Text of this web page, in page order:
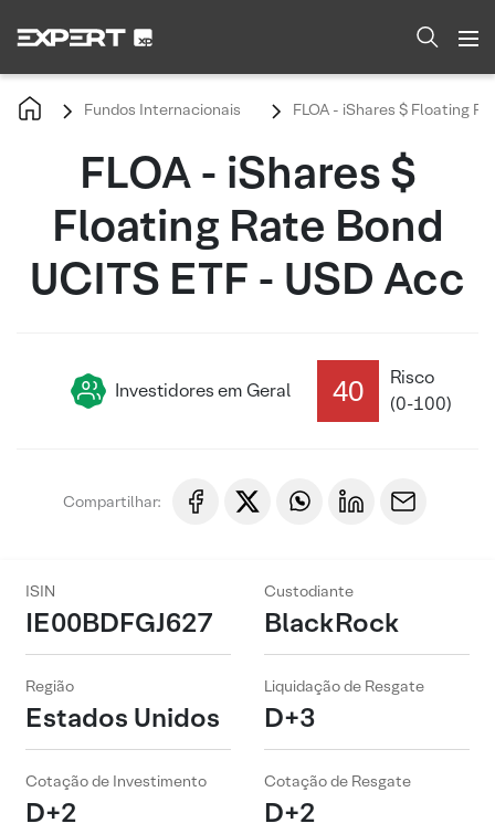
Fundos Internacionais FLOA - iShares $ Floating
FLOA - iShares $
Floating Rate Bond
UCITS ETF - USD Acc
Investidores em Geral 40
Risco
(0-100)
Compartilhar:
ISIN
IE00BDFGJ627
Custodiante
BlackRock
Região
Estados Unidos
Liquidação de Resgate
D+3
Cotação de Investimento
D+2
Cotação de Resgate
D+2